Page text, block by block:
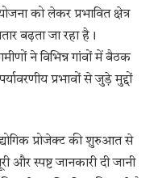
को लेकर प्रभावित क्षेत्र
बढ़ता जा रहा है।
ने विभिन्न गांवों में बैठक
प्रभावों से जुड़े मुद्दों
प्रोजेक्ट की शुरुआत से
और स्पष्ट जानकारी दी जानी